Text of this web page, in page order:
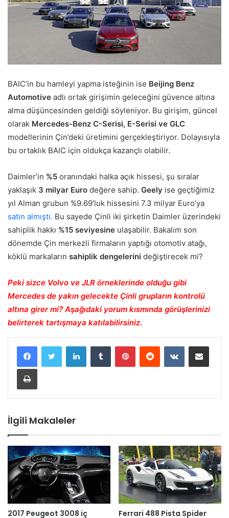
BAIC’in bu hamleyi yapma isteğinin ise Beijing Benz
Automotive adlı ortak girişimin geleceğini güvence altına
alma düşüncesinden geldiği söyleniyor. Bu girişim, güncel
olarak Mercedes-Benz C-Serisi, E-Serisi ve GLC
modellerinin Çin’deki üretimini gerçekleştiriyor. Dolayısıyla
bu ortaklık BAIC için oldukça kazançlı olabilir.
Daimler’in %5 oranındaki halka açık hissesi, şu sıralar
yaklaşık 3 milyar Euro değere sahip. Geely ise geçtiğimiz
yıl Alman grubun %9.69’luk hissesini 7.3 milyar Euro’ya
satın almıştı. Bu sayede Çinli iki şirketin Daimler üzerindeki
sahiplik hakkı %15 seviyesine ulaşabilir. Bakalım son
dönemde Çin merkezli firmaların yaptığı otomotiv atağı,
köklü markaların sahiplik dengelerini değiştirecek mi?
Peki sizce Volvo ve JLR örneklerinde olduğu gibi
Mercedes de yakın gelecekte Çinli grupların kontrolü
altına girer mi?Aşağıdaki yorum kısmında görüşlerinizi
belirterek tartışmaya katılabilirsiniz.
İlgili Makaleler
2017 Peugeot 3008 iç Ferrari 488 Pista Spider